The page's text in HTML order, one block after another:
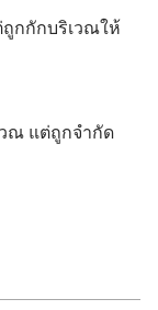
ก​กัก​บริเวณ​ให้​
ณ แต่​ถูก​จำกัด​